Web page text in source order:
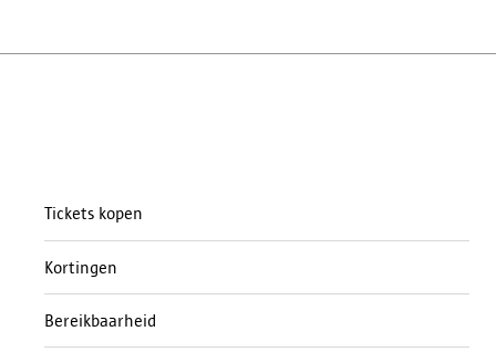
Tickets kopen
Kortingen
Bereikbaarheid